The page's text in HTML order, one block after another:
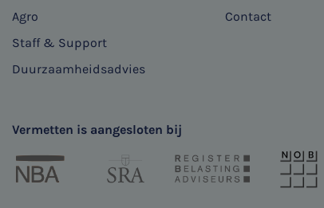
Agro
Staff & Support
Duurzaamheidsadvies
Contact
Vermetten is aangesloten bij